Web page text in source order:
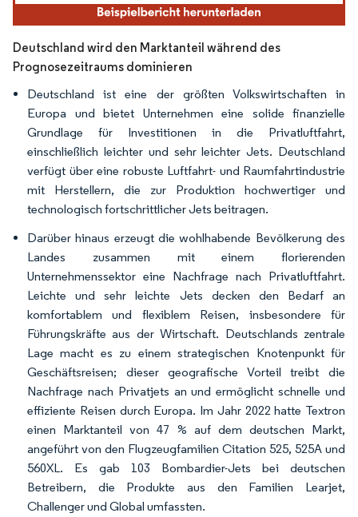
Deutschland wird den Marktanteil während des
Prognosezeitraums dominieren
Deutschland ist eine der größten Volkswirtschaften in
Europa und bietet Unternehmen eine solide finanzielle
Grundlage für Investitionen in die Privatluftfahrt,
einschließlich leichter und sehr leichter Jets. Deutschland
verfügt über eine robuste Luftfahrt- und Raumfahrtindustrie
mit Herstellern, die zur Produktion hochwertiger und
technologisch fortschrittlicher Jets beitragen.
Darüber hinaus erzeugt die wohlhabende Bevölkerung des
Landes zusammen mit einem florierenden
Unternehmenssektor eine Nachfrage nach Privatluftfahrt.
Leichte und sehr leichte Jets decken den Bedarf an
komfortablem und flexiblem Reisen, insbesondere für
Führungskräfte aus der Wirtschaft. Deutschlands zentrale
Lage macht es zu einem strategischen Knotenpunkt für
Geschäftsreisen; dieser geografische Vorteil treibt die
Nachfrage nach Privatjets an und ermöglicht schnelle und
effiziente Reisen durch Europa. Im Jahr 2022 hatte Textron
einen Marktanteil von 47 % auf dem deutschen Markt,
angeführt von den Flugzeugfamilien Citation 525, 525A und
560XL. Es gab 103 Bombardier-Jets bei deutschen
Betreibern, die Produkte aus den Familien Learjet,
Challenger und Global umfassten.